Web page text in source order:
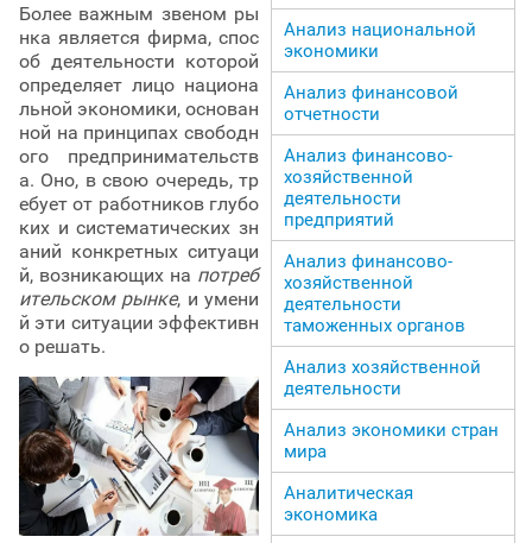
Более важным звеном ры
нка является фирма, спос
об деятельности которой
определяет лицо национа
льной экономики, основан
ной на принципах свободн
ого предпринимательств
а. Оно, в свою очередь, тр
ебует от работников глубо
ких и систематических зн
аний конкретных ситуаци
й, возникающих на потреб
ительском рынке, и умени
й эти ситуации эффективн
о решать.
Анализ национальной
экономики
Анализ финансовой
отчетности
Анализ финансово-
хозяйственной
деятельности
предприятий
Анализ финансово-
хозяйственной
деятельности
таможенных органов
Анализ хозяйственной
деятельности
Анализ экономики стран
мира
Аналитическая
экономика